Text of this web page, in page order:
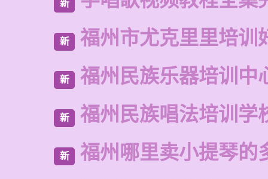
新
新 福州市尤克里里培训
新 福州民族乐器培训中
新 福州民族唱法培训学
新 福州哪里卖小提琴的